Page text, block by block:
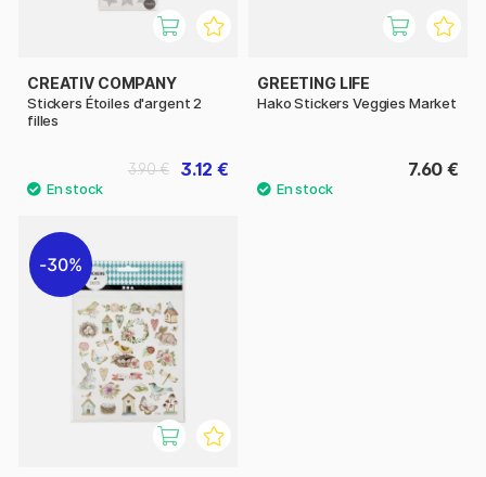
CREATIV COMPANY
Stickers Étoiles d'argent 2
filles
3.12 €
3.90 €
GREETING LIFE
Hako Stickers Veggies Market
7.60 €
30%